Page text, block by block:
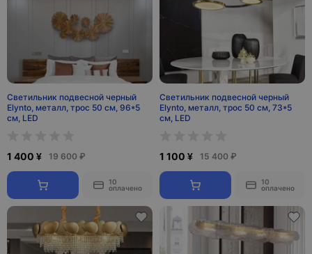
Светильник подвесной черный
Elynto, металл, трос 50 см, 96*5
см, LED
1 400 ¥ 19 600 ₽
10
оплачено
Светильник подвесной черный
Elynto, металл, трос 50 см, 73*5
см, LED
1 100 ¥ 15 400 ₽
10
оплачено